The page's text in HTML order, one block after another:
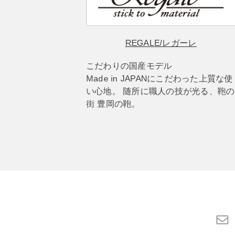
REGALE/レガーレ
こだわりの国産モデル
Made in JAPANにこだわった上質な使
い心地。 随所に職人の技が光る、鞄の
街 豊岡の鞄。